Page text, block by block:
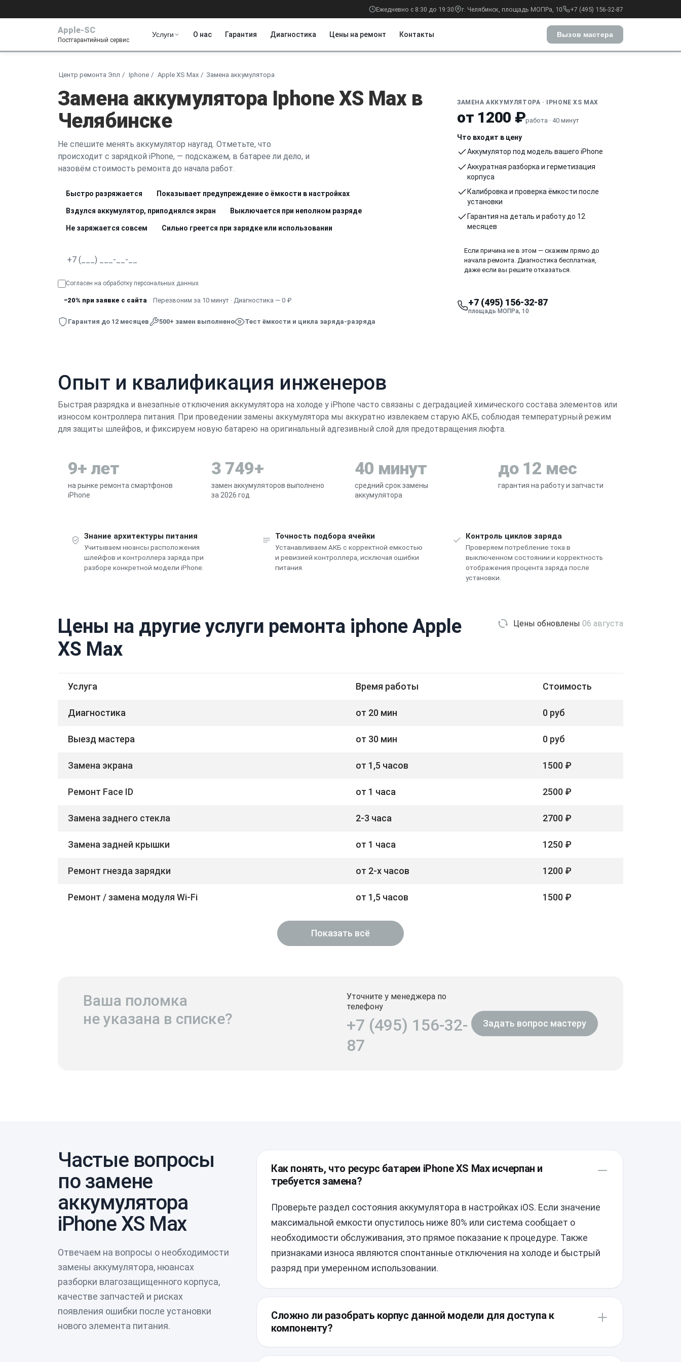
Ежедневно с 8:30 до 19:30 г. Челябинск, площадь МОПРа, 10 +7 (495) 156-32-87
Apple-SC
Постгарантийный сервис
Услуги О нас Гарантия Диагностика Цены на ремонт Контакты Вызов мастера
Центр ремонта Эпл Iphone Apple XS Max Замена аккумулятора
Замена аккумулятора Iphone XS Max в
Челябинске
Не спешите менять аккумулятор наугад. Отметьте, что
происходит с зарядкой iPhone, — подскажем, в батарее ли дело, и
назовём стоимость ремонта до начала работ.
Быстро разряжается Показывает предупреждение о ёмкости в настройках
Вздулся аккумулятор, приподнялся экран Выключается при неполном разряде
Не заряжается совсем Сильно греется при зарядке или использовании
Согласен на обработку персональных данных
−20% при заявке с сайта Перезвоним за 10 минут · Диагностика — 0 ₽
Гарантия до 12 месяцев 500+ замен выполнено Тест ёмкости и цикла заряда-разряда
ЗАМЕНА АККУМУЛЯТОРА · IPHONE XS MAX
от 1200 ₽работа · 40 минут
Что входит в цену
Аккумулятор под модель вашего iPhone
Аккуратная разборка и герметизация
корпуса
Калибровка и проверка ёмкости после
установки
Гарантия на деталь и работу до 12
месяцев
Если причина не в этом — скажем прямо до
начала ремонта. Диагностика бесплатная,
даже если вы решите отказаться.
+7 (495) 156-32-87
площадь МОПРа, 10
Опыт и квалификация инженеров
Быстрая разрядка и внезапные отключения аккумулятора на холоде у iPhone часто связаны с деградацией химического состава элементов или
износом контроллера питания. При проведении замены аккумулятора мы аккуратно извлекаем старую АКБ, соблюдая температурный режим
для защиты шлейфов, и фиксируем новую батарею на оригинальный адгезивный слой для предотвращения люфта.
9+ лет
на рынке ремонта смартфонов
iPhone
3 749+
замен аккумуляторов выполнено
за 2026 год
40 минут
средний срок замены
аккумулятора
до 12 мес
гарантия на работу и запчасти
Знание архитектуры питания
Учитываем нюансы расположения
шлейфов и контроллера заряда при
разборе конкретной модели iPhone.
Точность подбора ячейки
Устанавливаем АКБ с корректной емкостью
и ревизией контроллера, исключая ошибки
питания.
Контроль циклов заряда
Проверяем потребление тока в
выключенном состоянии и корректность
отображения процента заряда после
установки.
Цены на другие услуги ремонта iphone Apple
XS Max
Цены обновлены 06 августа
Услуга Время работы Стоимость
Диагностика от 20 мин 0 руб
Выезд мастера от 30 мин 0 руб
Замена экрана от 1,5 часов 1500 ₽
Ремонт Face ID от 1 часа 2500 ₽
Замена заднего стекла 2-3 часа 2700 ₽
Замена задней крышки от 1 часа 1250 ₽
Ремонт гнезда зарядки от 2-х часов 1200 ₽
Ремонт / замена модуля Wi-Fi от 1,5 часов 1500 ₽
Показать всё
Ваша поломка
не указана в списке?
Уточните у менеджера по
телефону
+7 (495) 156-32-
87
Задать вопрос мастеру
Частые вопросы
по замене
аккумулятора
iPhone XS Max
Отвечаем на вопросы о необходимости
замены аккумулятора, нюансах
разборки влагозащищенного корпуса,
качестве запчастей и рисках
появления ошибки после установки
нового элемента питания.
Как понять, что ресурс батареи iPhone XS Max исчерпан и
требуется замена?
Проверьте раздел состояния аккумулятора в настройках iOS. Если значение
максимальной емкости опустилось ниже 80% или система сообщает о
необходимости обслуживания, это прямое показание к процедуре. Также
признаками износа являются спонтанные отключения на холоде и быстрый
разряд при умеренном использовании.
Сложно ли разобрать корпус данной модели для доступа к
компоненту?
Основная сложность заключается в плотной проклейке дисплейного модуля,